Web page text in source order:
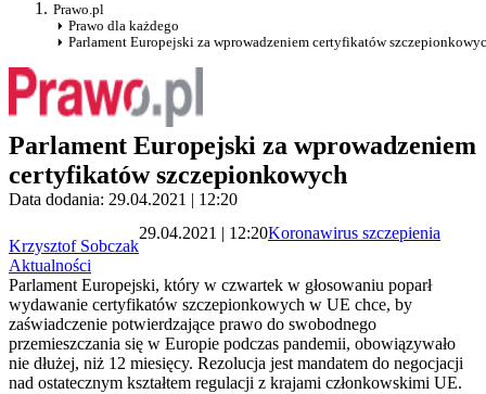
Prawo.pl
Prawo dla każdego
Parlament Europejski za wprowadzeniem certyfikatów
Parlament Europejski za wprowadzeniem
certyfikatów szczepionkowych
Data dodania: 29.04.2021 | 12:20
Krzysztof Sobczak
29.04.2021 | 12:20Koronawirus szczepienia
Aktualności
Parlament Europejski, który w czwartek w głosowaniu poparł
wydawanie certyfikatów szczepionkowych w UE chce, by
zaświadczenie potwierdzające prawo do swobodnego
przemieszczania się w Europie podczas pandemii, obowiązywało
nie dłużej, niż 12 miesięcy. Rezolucja jest mandatem do negocjacji
nad ostatecznym kształtem regulacji z krajami członkowskimi UE.